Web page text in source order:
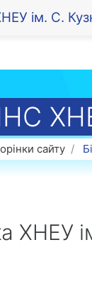
ім. С.
сайту
ХНЕУ